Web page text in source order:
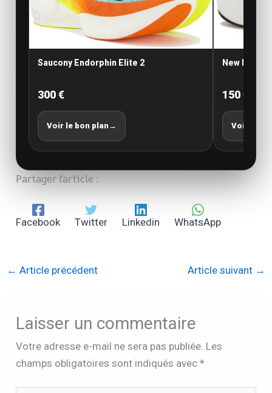
Saucony Endorphin Elite 2
300 €
Voir le bon plan→
New
150 €
Voir le
Partager l'article :
Facebook Twitter Linkedin WhatsApp
← Article précédent Article suivant →
Laisser un commentaire
Votre adresse e-mail ne sera pas publiée. Les
champs obligatoires sont indiqués avec*